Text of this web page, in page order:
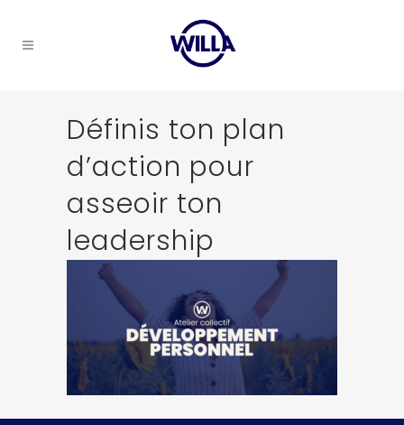
Définis ton plan
d’action pour
asseoir ton
leadership